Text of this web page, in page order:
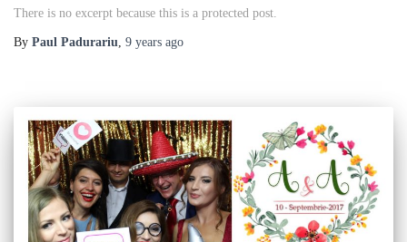
There is no excerpt because this is a protected post.
By Paul Padurariu, 9 years ago